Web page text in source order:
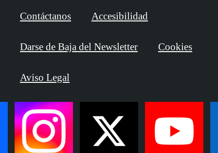
Contáctanos Accesibilidad
Darse de Baja del Newsletter Cookies
Aviso Legal